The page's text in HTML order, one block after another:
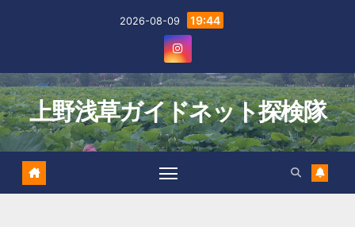
2026-08-09 19:44
上野浅草ガイドネット探検隊